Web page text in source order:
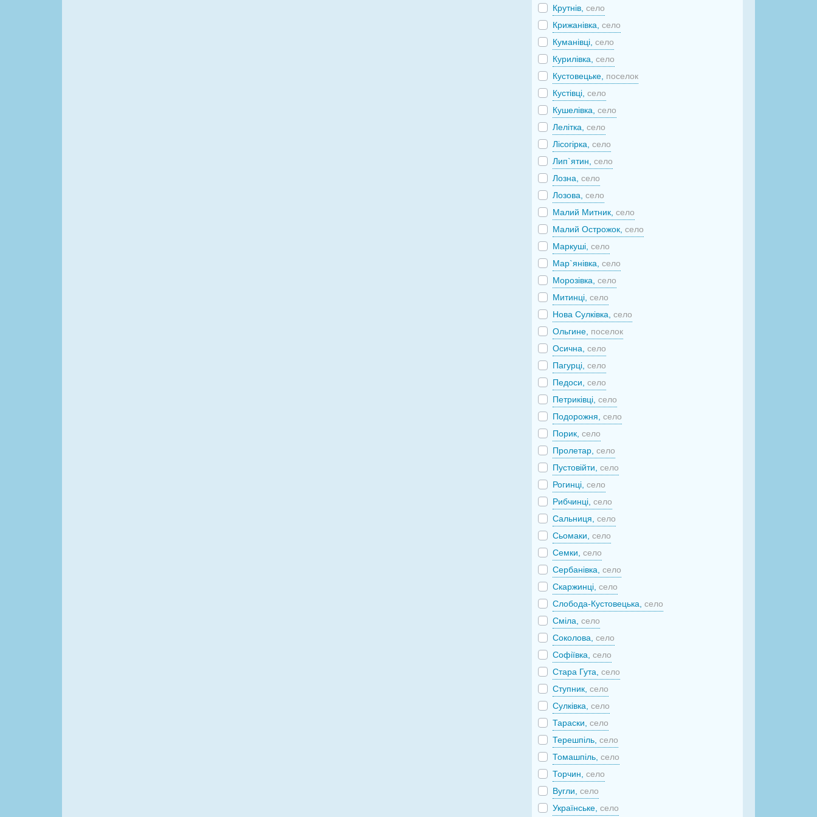
Крутнів,село
Крижанівка,село
Куманівці,село
Курилівка,село
Кустовецьке, поселок
Кустівці,село
Кушелівка,село
Лелітка,село
Лісогірка,село
Лип`ятин,село
Лозна,село
Лозова,село
Малий Митник,село
Малий Острожок,село
Маркуші,село
Мар`янівка,село
Морозівка,село
Митинці,село
Нова Сулківка,село
Ольгине, поселок
Осична,село
Пагурці,село
Педоси,село
Петриківці,село
Подорожня,село
Порик,село
Пролетар,село
Пустовійти,село
Рогинці,село
Рибчинці,село
Сальниця,село
Сьомаки,село
Семки,село
Сербанівка,село
Скаржинці,село
Слобода-Кустовецька,село
Сміла,село
Соколова,село
Софіївка,село
Стара Гута,село
Ступник,село
Сулківка,село
Тараски,село
Терешпіль,село
Томашпіль,село
Торчин,село
Вугли,село
Українське,село